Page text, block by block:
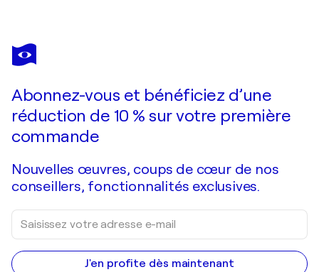
JEANINE FITOU VALENS
La Petite Sirène
Abonnez-vous et bénéficiez d’une
réduction de 10 % sur votre première
commande
Nouvelles œuvres, coups de cœur de nos
conseillers, fonctionnalités exclusives.
J'en profite dès maintenant